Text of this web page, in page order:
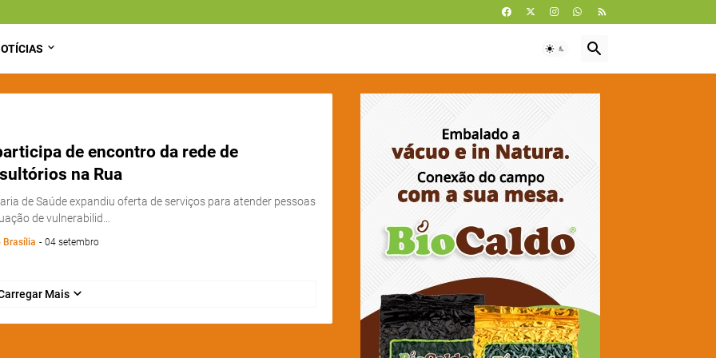
de encontro da rede de
na Rua
de Saúde expandiu oferta de serviços para atender pessoas
de vulnerabilid…
Brasília - 04 setembro
Mais